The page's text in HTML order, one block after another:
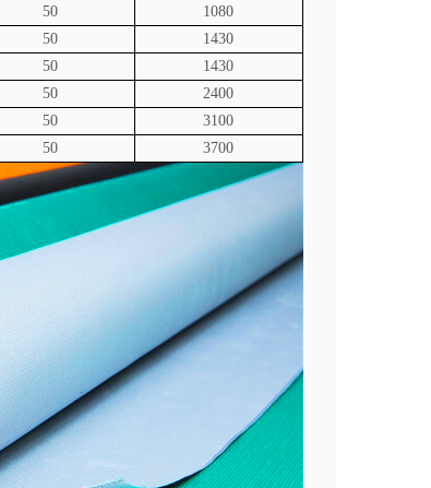
50
1080
50
1430
50
1430
50
2400
50
3100
50 3700